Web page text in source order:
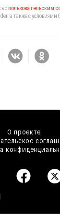
спользовательским
а также с условиями
О проекте